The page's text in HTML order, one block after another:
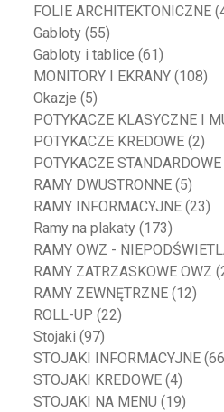
FOLIE ARCHITEKTONICZNE
Gabloty (55)
Gabloty i tablice (61)
MONITORY I EKRANY (108)
Okazje (5)
POTYKACZE KLASYCZNE I
POTYKACZE KREDOWE (2)
POTYKACZE STANDARDOWE
RAMY DWUSTRONNE (5)
RAMY INFORMACYJNE (23)
Ramy na plakaty (173)
RAMY OWZ -
RAMY ZATRZASKOWE OWZ
RAMY ZEWNĘTRZNE (12)
ROLL-UP (22)
Stojaki (97)
STOJAKI INFORMACYJNE
STOJAKI KREDOWE (4)
STOJAKI NA MENU (19)